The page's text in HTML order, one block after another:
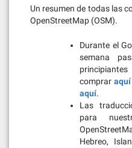
Un resumen de todas las
OpenStreetMap (OSM).
Durante el
semana
compraraquí
aquí.
Las
para
Hebreo,